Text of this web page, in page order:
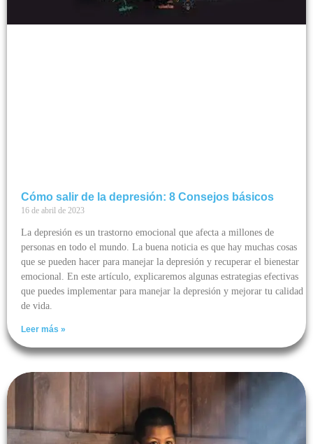
Cómo salir de la depresión: 8 Consejos básicos
16 de abril de 2023
La depresión es un trastorno emocional que afecta a millones de
personas en todo el mundo. La buena noticia es que hay muchas cosas
que se pueden hacer para manejar la depresión y recuperar el bienestar
emocional. En este artículo, explicaremos algunas estrategias efectivas
que puedes implementar para manejar la depresión y mejorar tu calidad
de vida.
Leer más »